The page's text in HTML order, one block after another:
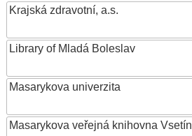
Krajská zdravotní, a.s.
Library of Mladá Boleslav
Masarykova univerzita
Masarykova veřejná knihovna Vsetín